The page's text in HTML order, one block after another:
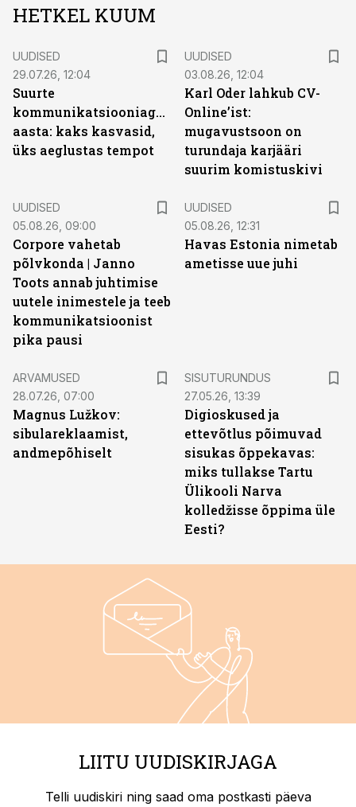
HETKEL KUUM
UUDISED
29.07.26, 12:04
Suurte
kommunikatsiooniagentuuride
aasta: kaks kasvasid,
üks aeglustas tempot
UUDISED
03.08.26, 12:04
Karl Oder lahkub CV-
Online’ist:
mugavustsoon on
turundaja karjääri
suurim komistuskivi
UUDISED
05.08.26, 09:00
Corpore vahetab
põlvkonda | Janno
Toots annab juhtimise
uutele inimestele ja teeb
kommunikatsioonist
pika pausi
UUDISED
05.08.26, 12:31
Havas Estonia nimetab
ametisse uue juhi
ARVAMUSED
28.07.26, 07:00
Magnus Lužkov:
sibulareklaamist,
andmepõhiselt
SISUTURUNDUS
27.05.26, 13:39
Digioskused ja
ettevõtlus põimuvad
sisukas õppekavas:
miks tullakse Tartu
Ülikooli Narva
kolledžisse õppima üle
Eesti?
LIITU UUDISKIRJAGA
Telli uudiskiri ning saad oma postkasti päeva